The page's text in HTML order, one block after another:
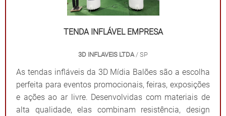
montagem e desmontagem. Durabilidade: Feitas com
materiais resistentes para uso frequente. Impacto
visual: Garantem destaque em meio a qualquer
inesquecível com uma solução que combina
funcionalidade e impacto visual!
TENDA INFLÁVEL EMPRESA
3D INFLAVEIS LTDA/ SP
As tendas infláveis da 3D Mídia Balões são a escolha
perfeita para eventos promocionais, feiras, exposições
e ações ao ar livre. Desenvolvidas com materiais de
alta qualidade, elas combinam resistência, design